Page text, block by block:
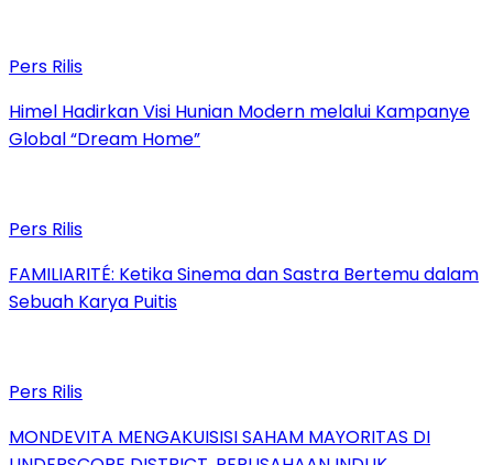
Pers Rilis
Himel Hadirkan Visi Hunian Modern melalui Kampanye
Global “Dream Home”
Pers Rilis
FAMILIARITÉ: Ketika Sinema dan Sastra Bertemu dalam
Sebuah Karya Puitis
Pers Rilis
MONDEVITA MENGAKUISISI SAHAM MAYORITAS DI